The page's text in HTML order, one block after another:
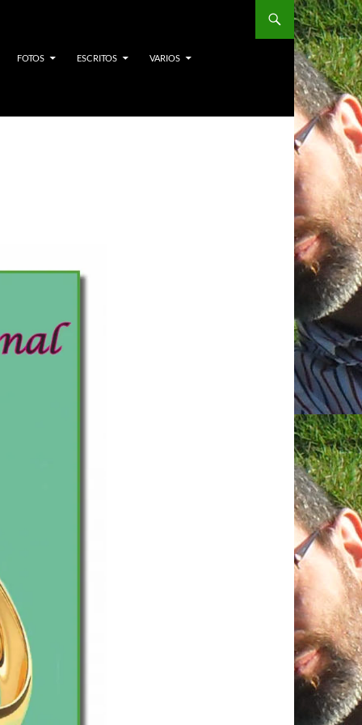
FOTOS ESCRITOS VARIOS